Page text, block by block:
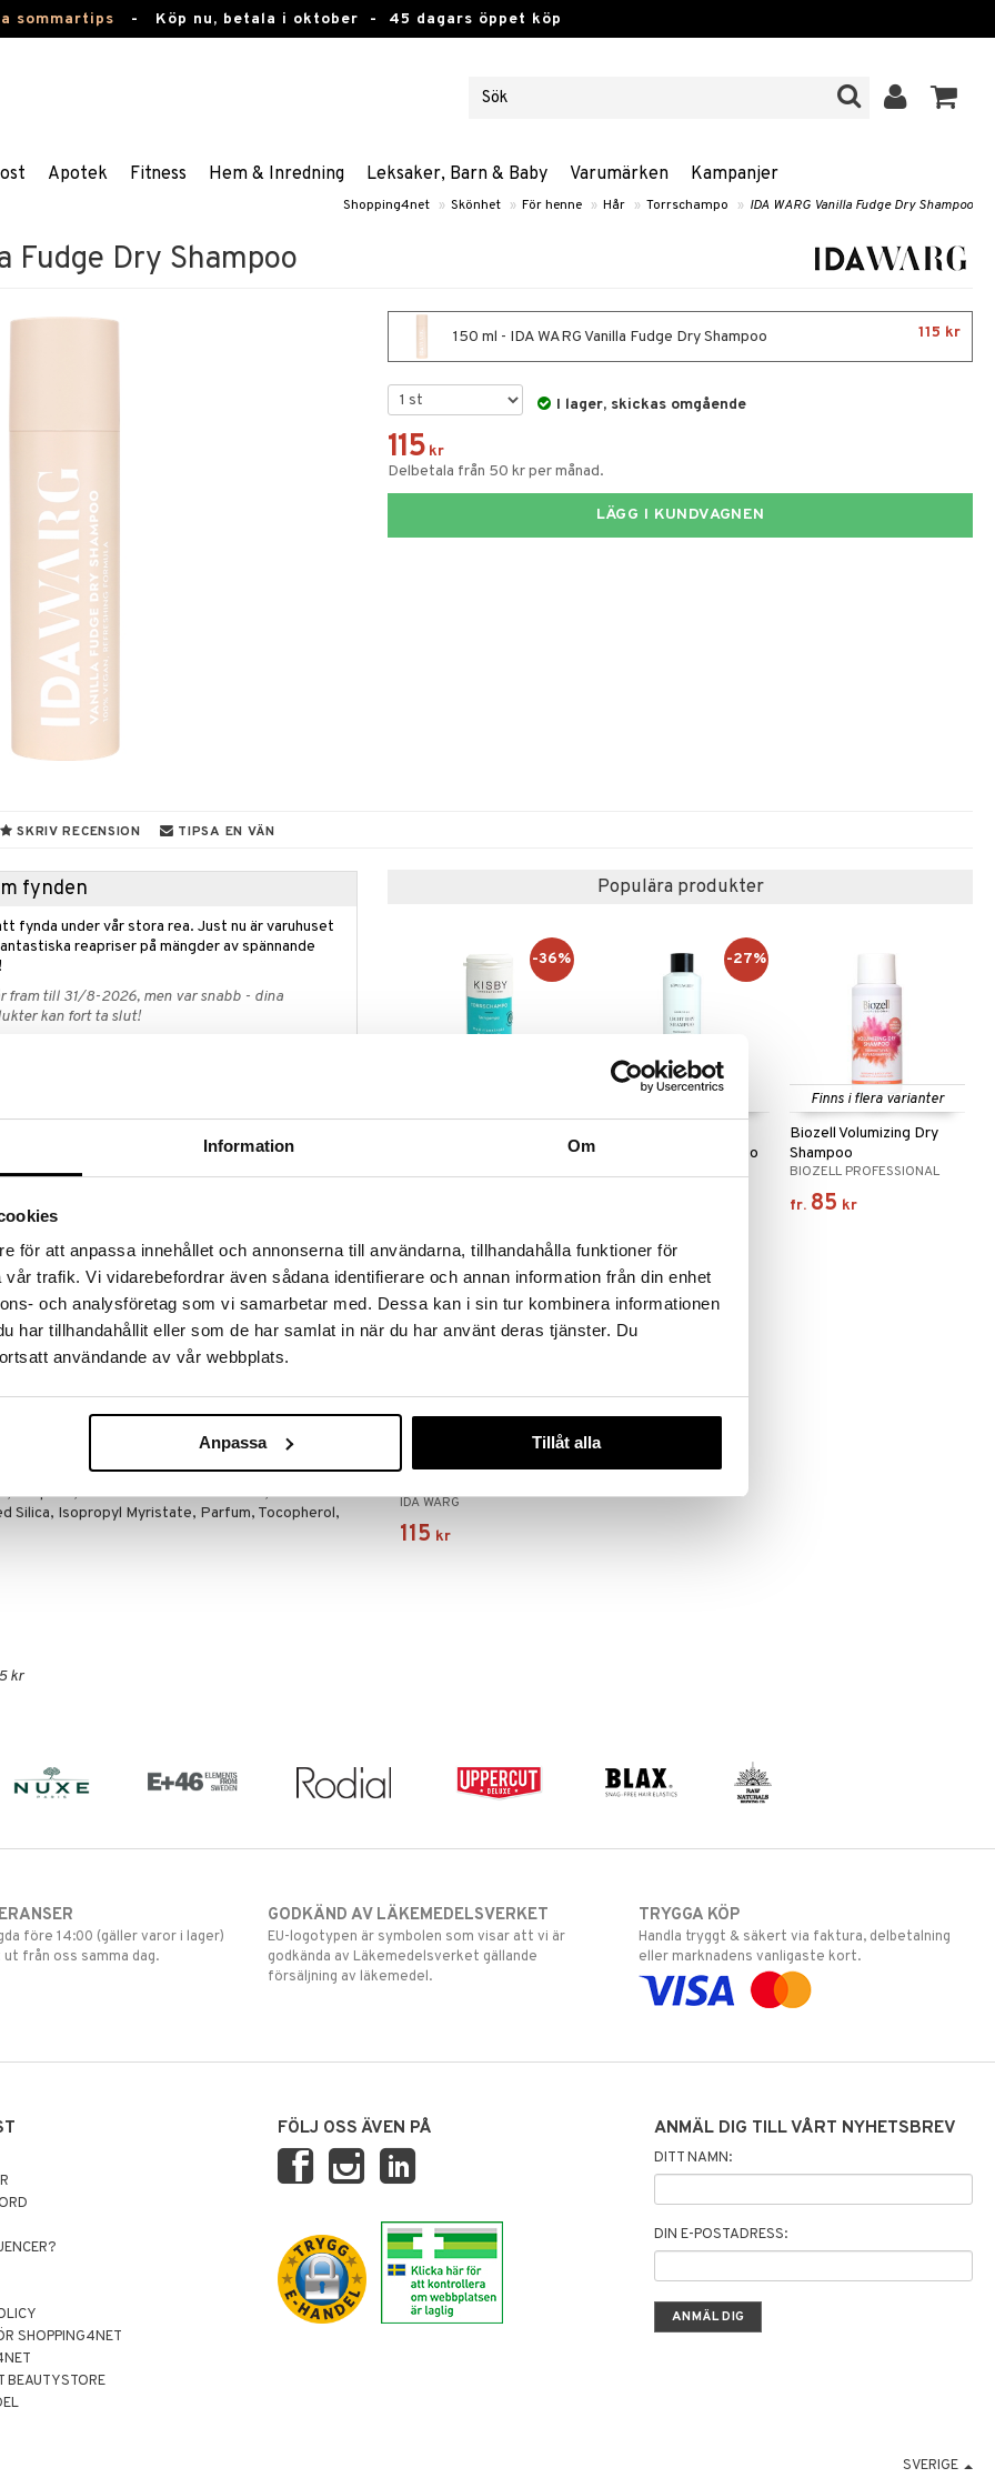
Information Om
för att anpassa innehållet och annonserna till användarna, tillhandahålla funktioner för
trafik. Vi vidarebefordrar även sådana identifierare och annan information från din enhet
och analysföretag som vi samarbetar med. Dessa kan i sin tur kombinera informationen
har tillhandahållit eller som de har samlat in när du har använt deras tjänster. Du
användande av vår webbplats.
Anpassa Tillåt alla
sommartips - Köp nu, betala i oktober - 45 dagars öppet köp
Apotek Fitness Hem & Inredning Leksaker, Barn & Baby Varumärken Kampanjer
Shopping4net » Skönhet » För henne » Hår » Torrschampo » IDA WARG Vanilla Fudge Dry Shampoo
Fudge Dry Shampoo
150 ml - IDA WARG Vanilla Fudge Dry Shampoo 115 kr
I lager, skickas omgående
115 kr
Delbetala från 50 kr per månad.
LÄGG I KUNDVAGNEN
SKRIV RECENSION TIPSA EN VÄN
fynden
fynda under vår stora rea. Just nu är varuhuset
reapriser på mängder av spännande
fram till 31/8-2026, men var snabb - dina
kan fort ta slut!
Warg är ett väldoftande torrschampo som
Håll munstycket ca 30 cm från håret och spraya
Propane, Solanum Tuberosum Starch, Aluminum
Silica, Isopropyl Myristate, Parfum, Tocopherol,
kr
Populära produkter
-36%
(breeze) - Dry Shampoo
-27%
Finns i flera varianter
Biozell Volumizing Dry
Shampoo
BIOZELL PROFESSIONAL
fr. 85 kr
IDA WARG Everyday Dry
IDA WARG
115 kr
före 14:00 (gäller varor i lager)
från oss samma dag.
GODKÄND AV LÄKEMEDELSVERKET
EU-logotypen är symbolen som visar att vi är
godkända av Läkemedelsverket gällande
försäljning av läkemedel.
TRYGGA KÖP
Handla tryggt & säkert via faktura, delbetalning
eller marknadens vanligaste kort.
SHOPPING4NET
BEAUTYSTORE
FÖLJ OSS ÄVEN PÅ ANMÄL DIG TILL VÅRT NYHETSBREV
DITT NAMN:
DIN E-POSTADRESS:
SVERIGE